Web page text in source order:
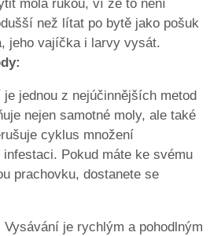
mola rukou, ví že to není
než lítat po bytě jako pošuk
jeho vajíčka i larvy vysát.
je jednou z nejúčinnějších metod
nejen samotné moly, ale také
cyklus množení
Pokud máte ke svému
prachovku, dostanete se
Vysávání je rychlým a pohodlným